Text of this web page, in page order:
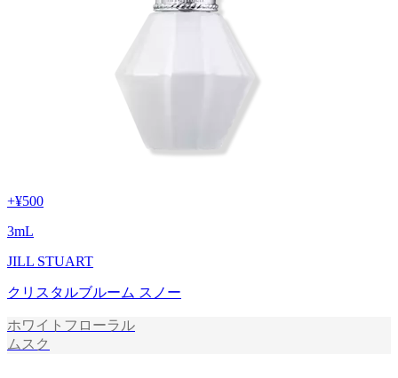
+¥500
3mL
JILL STUART
クリスタルブルーム スノー
ホワイトフローラル
ムスク